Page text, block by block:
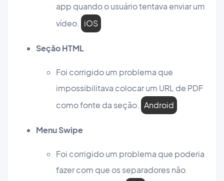
app quando o usuário tentava enviar um
vídeo. iOS
Seção HTML
Foi corrigido um problema que
impossibilitava colocar um URL de PDF
como fonte da seção. Android
Menu Swipe
Foi corrigido um problema que poderia
fazer com que os separadores não